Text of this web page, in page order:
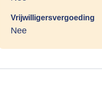
Vrijwilligersvergoeding
Nee